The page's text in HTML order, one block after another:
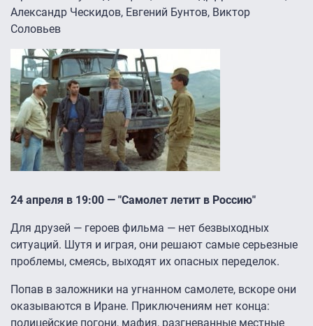
Александр Ческидов, Евгений Бунтов, Виктор
Соловьев
24 апреля в 19:00 — "Самолет летит в Россию"
Для друзей — героев фильма — нет безвыходных
ситуаций. Шутя и играя, они решают самые серьезные
проблемы, смеясь, выходят их опасных переделок.
Попав в заложники на угнанном самолете, вскоре они
оказываются в Иране. Приключениям нет конца:
полицейские погони, мафия, разгневанные местные